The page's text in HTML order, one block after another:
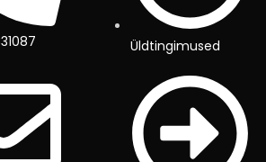
Üldtingimused